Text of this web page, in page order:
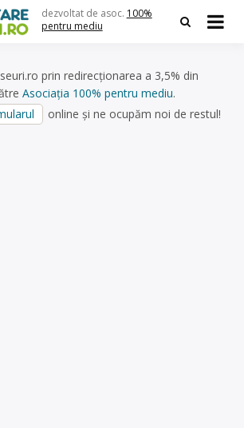
dezvoltat de asoc. 100%
pentru mediu
prin redirecționarea a 3,5% din
Asociația 100% pentru mediu.
online și ne ocupăm noi de restul!